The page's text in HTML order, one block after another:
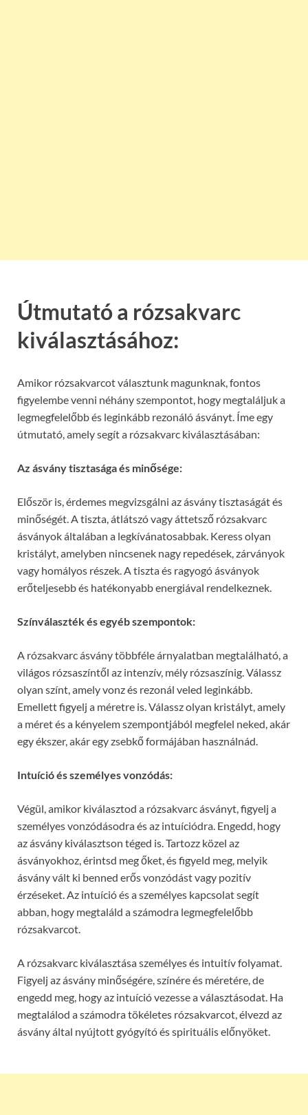
Útmutató a rózsakvarc
kiválasztásához:
Amikor rózsakvarcot választunk magunknak, fontos
figyelembe venni néhány szempontot, hogy megtaláljuk a
legmegfelelőbb és leginkább rezonáló ásványt. Íme egy
útmutató, amely segít a rózsakvarc kiválasztásában:
Az ásvány tisztasága és minősége:
Először is, érdemes megvizsgálni az ásvány tisztaságát és
minőségét. A tiszta, átlátszó vagy áttetsző rózsakvarc
ásványok általában a legkívánatosabbak. Keress olyan
kristályt, amelyben nincsenek nagy repedések, zárványok
vagy homályos részek. A tiszta és ragyogó ásványok
erőteljesebb és hatékonyabb energiával rendelkeznek.
Színválaszték és egyéb szempontok:
A rózsakvarc ásvány többféle árnyalatban megtalálható, a
világos rózsaszíntől az intenzív, mély rózsaszínig. Válassz
olyan színt, amely vonz és rezonál veled leginkább.
Emellett figyelj a méretre is. Válassz olyan kristályt, amely
a méret és a kényelem szempontjából megfelel neked, akár
egy ékszer, akár egy zsebkő formájában használnád.
Intuíció és személyes vonzódás:
Végül, amikor kiválasztod a rózsakvarc ásványt, figyelj a
személyes vonzódásodra és az intuíciódra. Engedd, hogy
az ásvány kiválasztson téged is. Tartozz közel az
ásványokhoz, érintsd meg őket, és figyeld meg, melyik
ásvány vált ki benned erős vonzódást vagy pozitív
érzéseket. Az intuíció és a személyes kapcsolat segít
abban, hogy megtaláld a számodra legmegfelelőbb
rózsakvarcot.
A rózsakvarc kiválasztása személyes és intuitív folyamat.
Figyelj az ásvány minőségére, színére és méretére, de
engedd meg, hogy az intuíció vezesse a választásodat. Ha
megtalálod a számodra tökéletes rózsakvarcot, élvezd az
ásvány által nyújtott gyógyító és spirituális előnyöket.